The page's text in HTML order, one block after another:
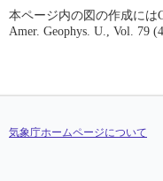
本ページ内の図の作成には
Amer. Geophys. U., Vol. 79
気象庁ホームページについて